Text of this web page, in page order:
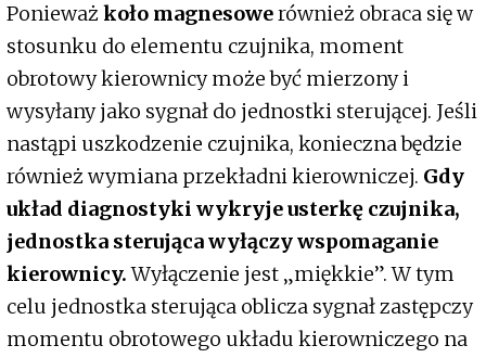
Ponieważkoło magnesowerównież obraca się w
stosunku do elementu czujnika, moment
obrotowy kierownicy może być mierzony i
wysyłany jako sygnał do jednostki sterującej. Jeśli
nastąpi uszkodzenie czujnika, konieczna będzie
również wymiana przekładni kierowniczej. Gdy
układ diagnostyki wykryje usterkę czujnika,
jednostka sterująca wyłączy wspomaganie
kierownicy.Wyłączenie jest „miękkie”. W tym
celu jednostka sterująca oblicza sygnał zastępczy
momentu obrotowego układu kierowniczego na